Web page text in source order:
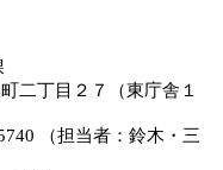
二丁目２７（東庁舎１
（担当者：鈴木・三